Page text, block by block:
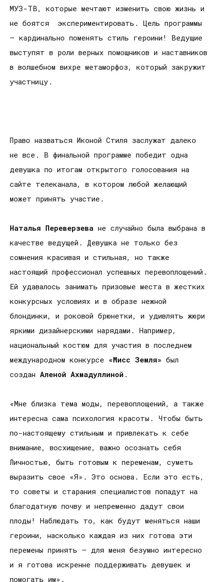
МУЗ-ТВ, которые мечтают изменить свою жизнь и
не боятся экспериментировать. Цель программы
– кардинально поменять стиль героини! Ведущие
выступят в роли верных помощников и наставников
в волшебном вихре метаморфоз, который закружит
участницу.
Право назваться Иконой Стиля заслужат далеко
не все. В финальной программе победит одна
девушка по итогам открытого голосования на
сайте телеканала, в котором любой желающий
может принять участие.
Наталья Переверзева не случайно была выбрана в
качестве ведущей. Девушка не только без
сомнения красивая и стильная, но также
настоящий профессионал успешных перевоплощений.
Ей удавалось занимать призовые места в жестких
конкурсных условиях и в образе нежной
блондинки, и роковой брюнетки, и удивлять жюри
яркими дизайнерскими нарядами. Например,
национальный костюм для участия в последнем
международном конкурсе «Мисс Земля» был
создан Аленой Ахмадуллиной .
«Мне близка тема моды, перевоплощений, а также
интересна сама психология красоты. Чтобы быть
по-настоящему стильным и привлекать к себе
внимание, восхищение, важно осознать себя
Личностью, быть готовым к переменам, суметь
выразить свое «Я». Это основа. Если это есть,
то советы и старания специалистов попадут на
благодатную почву и непременно дадут свои
плоды! Наблюдать то, как будут меняться наши
героини, насколько каждая из них готова эти
перемены принять – для меня безумно интересно
и я готова искренне поддерживать девушек и
помогать им».